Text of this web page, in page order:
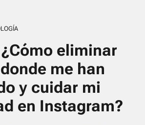
eliminar
me han
y cuidar mi
en Instagram?